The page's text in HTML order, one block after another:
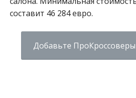
составит 46 284 евро.
Добавьте